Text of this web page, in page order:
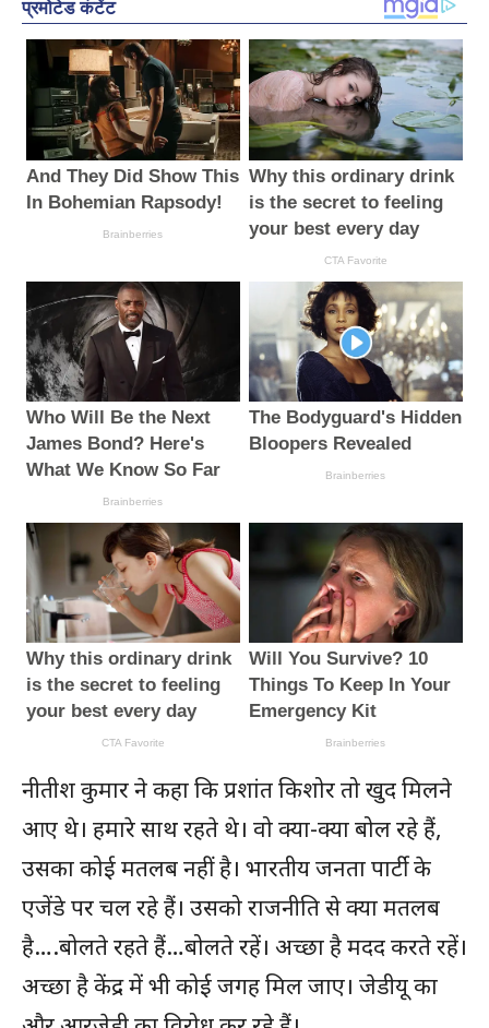
नीतीश कुमार ने कहा कि प्रशांत किशोर तो खुद मिलने
आए थे। हमारे साथ रहते थे। वो क्या-क्या बोल रहे हैं,
उसका कोई मतलब नहीं है। भारतीय जनता पार्टी के
एजेंडे पर चल रहे हैं। उसको राजनीति से क्या मतलब
है….बोलते रहते हैं…बोलते रहें। अच्छा है मदद करते रहें।
अच्छा है केंद्र में भी कोई जगह मिल जाए। जेडीयू का